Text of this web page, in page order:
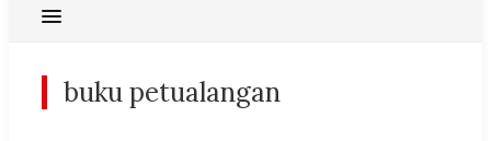
buku petualangan